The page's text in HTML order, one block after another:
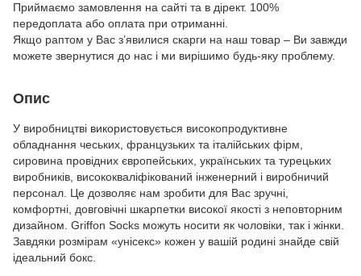
Приймаємо замовлення на сайті та в дірект. 100%
передоплата або оплата при отриманні.
Якщо раптом у Вас з’явилися скарги на наш товар – Ви завжди
можете звернутися до нас і ми вирішимо будь-яку проблему.
Опис
У виробництві використовується високопродуктивне
обладнання чеських, французьких та італійських фірм,
сировина провідних європейських, українських та турецьких
виробників, висококваліфікований інженерний і виробничий
персонал. Це дозволяє нам зробити для Вас зручні,
комфортні, довговічні шкарпетки високої якості з неповторним
дизайном. Griffon Socks можуть носити як чоловіки, так і жінки.
Завдяки розмірам «унісекс» кожен у вашій родині знайде свій
ідеальний бокс.